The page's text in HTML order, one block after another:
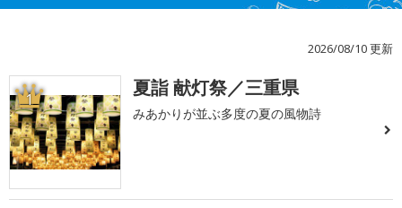
2026/08/10 更新
1 夏詣 献灯祭／三重県
みあかりが並ぶ多度の夏の風物詩